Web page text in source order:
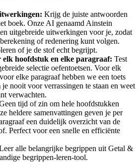
Krijg de juiste antwoorden
boek. Onze AI genaamd Ainstein
uitgebreide uitwerkingen voor je, zodat
of redenering kunt volgen.
of je de stof echt begrijpt.
elk hoofdstuk en elke paragraaf: Test
selectie oefentoetsen. Voor elk
elke paragraaf hebben we een toets
nooit voor verrassingen te staan en weet
verwachten.
tijd of zin om hele hoofdstukken
heldere samenvattingen geven je per
een duidelijk overzicht van de
Perfect voor een snelle en efficiënte
alle belangrijke begrippen uit Getal &
begrippen-leren-tool.